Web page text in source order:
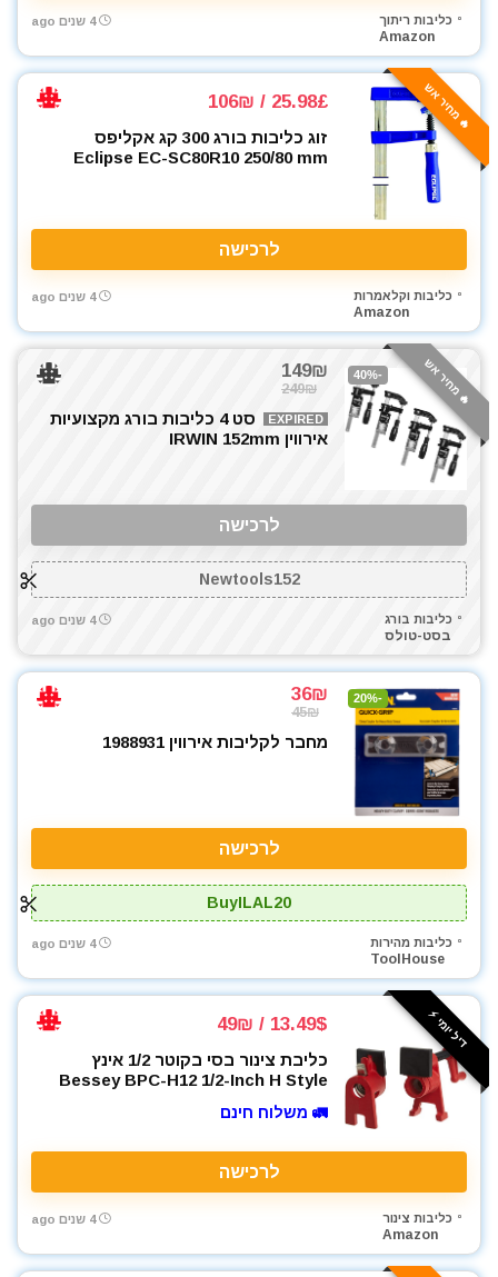
כליבות ריתוך
Amazon
4 שנים ago
🔥 מחיר אש 25.98£ / 106₪
זוג כליבות בורג 300 קג אקליפס
Eclipse EC-SC80R10 250/80 mm
לרכישה
כליבות וקלאמרות
Amazon
4 שנים ago
🔥 מחיר אש -40%
149₪
249₪
EXPIRED
סט 4 כליבות בורג מקצועיות
אירווין IRWIN 152mm
לרכישה
Newtools152
כליבות בורג
בסט-טולס
4 שנים ago
-20%
36₪
45₪
מחבר לקליבות אירווין 1988931
לרכישה
BuyILAL20
כליבות מהירות
ToolHouse
4 שנים ago
דיל יומי ⚡️ 13.49$ / 49₪
כליבת צינור בסי בקוטר 1/2 אינץ
Bessey BPC-H12 1/2-Inch H Style
🚛 משלוח חינם
לרכישה
כליבות צינור
Amazon
4 שנים ago